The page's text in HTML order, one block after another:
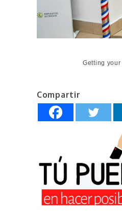
Getting
Compartir